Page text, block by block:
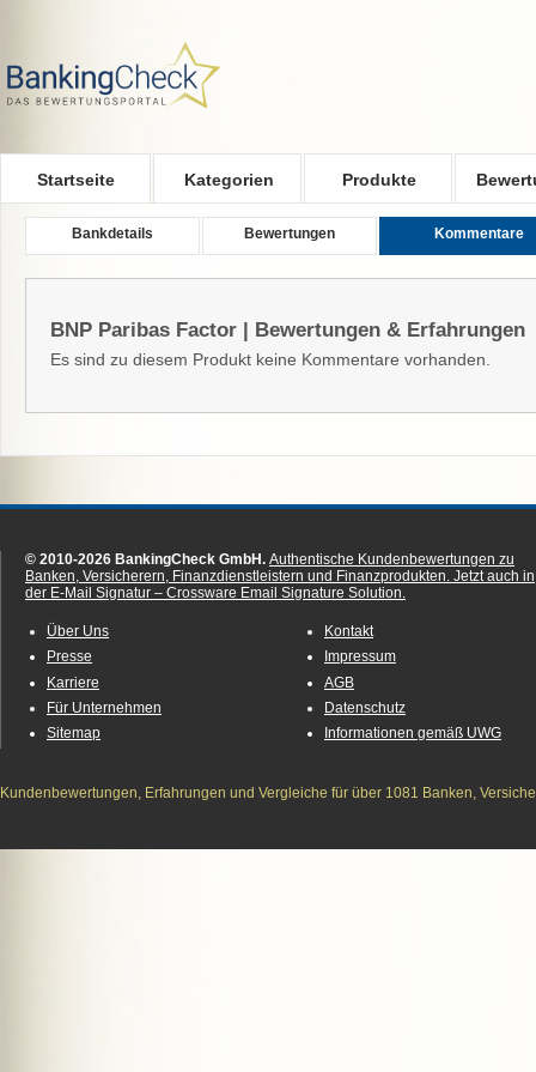
Startseite Kategorien Produkte
Bankdetails Bewertungen Kommentare
BNP Paribas Factor | Bewertungen & Erfahrungen
Es sind zu diesem Produkt keine Kommentare vorhanden.
© 2010-2026 BankingCheck GmbH. Authentische Kundenbewertungen zu
Banken, Versicherern, Finanzdienstleistern und Finanzprodukten. Jetzt auch in
der E-Mail Signatur – Crossware Email Signature Solution.
Über Uns
Presse
Karriere
Für Unternehmen
Sitemap
Kontakt
Impressum
AGB
Datenschutz
Informationen gemäß UWG
Kundenbewertungen, Erfahrungen und Vergleiche für über 1081 Banken,